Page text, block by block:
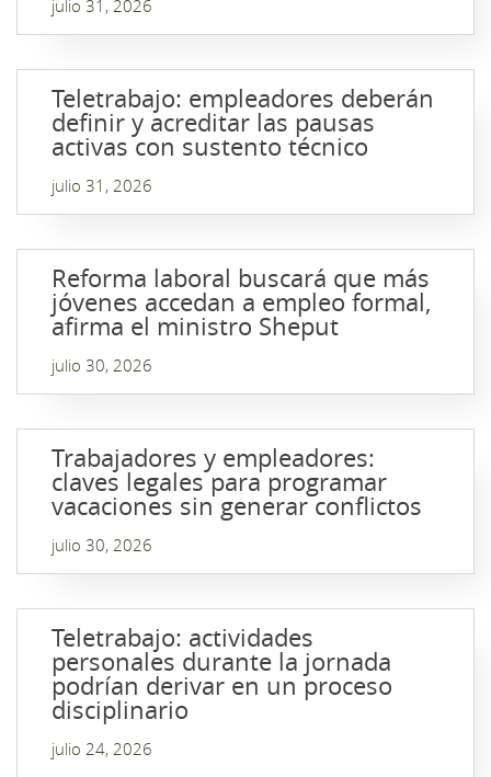
julio 31, 2026
Teletrabajo: empleadores deberán
definir y acreditar las pausas
activas con sustento técnico
julio 31, 2026
Reforma laboral buscará que más
jóvenes accedan a empleo formal,
afirma el ministro Sheput
julio 30, 2026
Trabajadores y empleadores:
claves legales para programar
vacaciones sin generar conflictos
julio 30, 2026
Teletrabajo: actividades
personales durante la jornada
podrían derivar en un proceso
disciplinario
julio 24, 2026